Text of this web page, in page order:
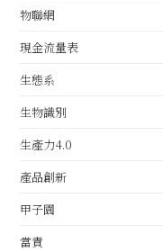
物聯網
現金流量表
生態系
生物識別
生產力4.0
產品創新
甲子園
當責